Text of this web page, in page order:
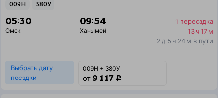
009Н 380У
05:30
Омск
09:54
Ханымей
1 пересадка
13 ч 17 м
2 д 5 ч 24 м в пути
Выбрать дату
поездки
009Н + 380У
от 9 117 ₽